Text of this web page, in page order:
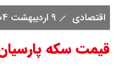
اقتصادی
۹ اردیبهشت ۱۴۰۴
قیمت سکه پارسیان امروز